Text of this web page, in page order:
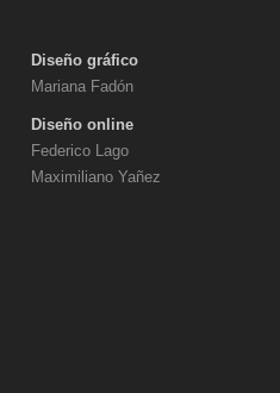
Diseño gráfico
Mariana Fadón
Diseño online
Federico Lago
Maximiliano Yañez